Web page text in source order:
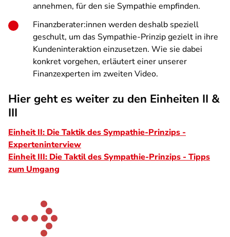
annehmen, für den sie Sympathie empfinden.
Finanzberater:innen werden deshalb speziell
geschult, um das Sympathie-Prinzip gezielt in ihre
Kundeninteraktion einzusetzen. Wie sie dabei
konkret vorgehen, erläutert einer unserer
Finanzexperten im zweiten Video.
Hier geht es weiter zu den Einheiten II &
III
Einheit II: Die Taktik des Sympathie-Prinzips -
Experteninterview
Einheit III: Die Taktil des Sympathie-Prinzips - Tipps
zum Umgang